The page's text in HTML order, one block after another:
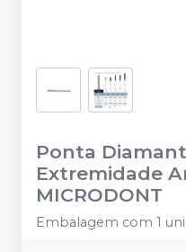
Ponta
Extremidade
MICRODONT
Embalagem com 1